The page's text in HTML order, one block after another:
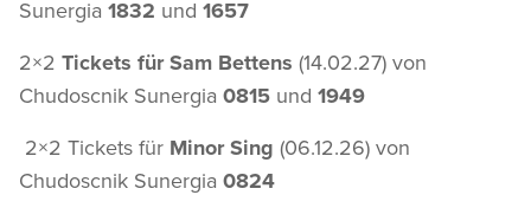
Sunergia 1832 und 1657
2×2 Tickets für Sam Bettens (14.02.27) von
Chudoscnik Sunergia 0815 und 1949
2×2 Tickets für Minor Sing (06.12.26) von
Chudoscnik Sunergia 0824